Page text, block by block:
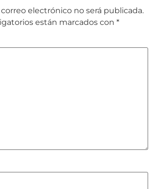
electrónico no será publicada.
están marcados con *